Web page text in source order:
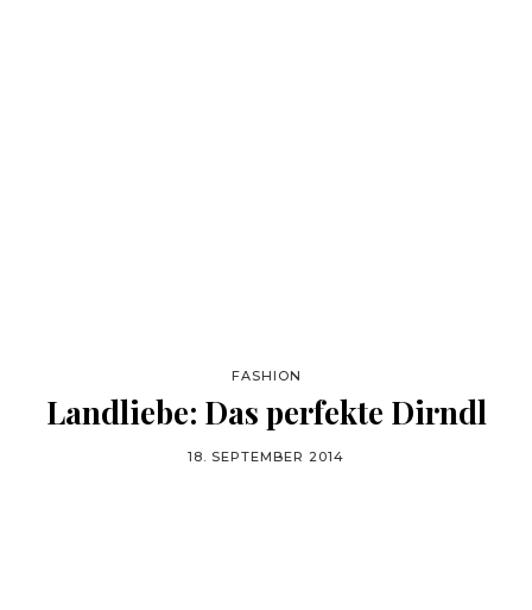
FASHION
Landliebe: Das perfekte Dirndl
18. SEPTEMBER 2014